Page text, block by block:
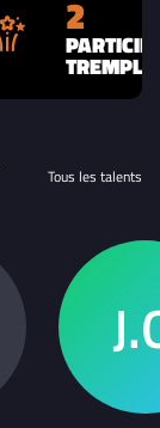
2
Tous les talents